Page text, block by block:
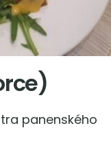
panenského